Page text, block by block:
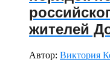
жителей
Автор: Виктория